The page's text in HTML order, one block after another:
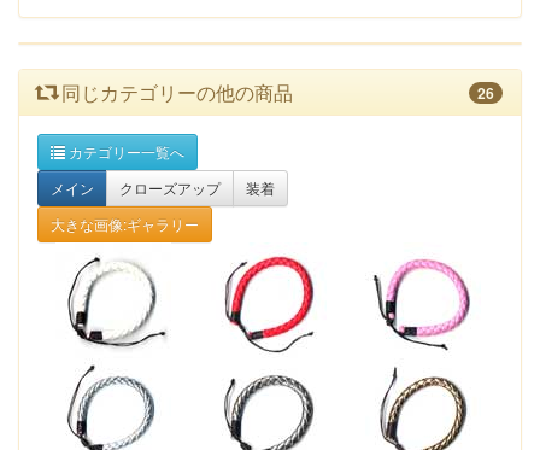
同じカテゴリーの他の商品 26
カテゴリー一覧へ
メイン
クローズアップ
装着
大きな画像:ギャラリー